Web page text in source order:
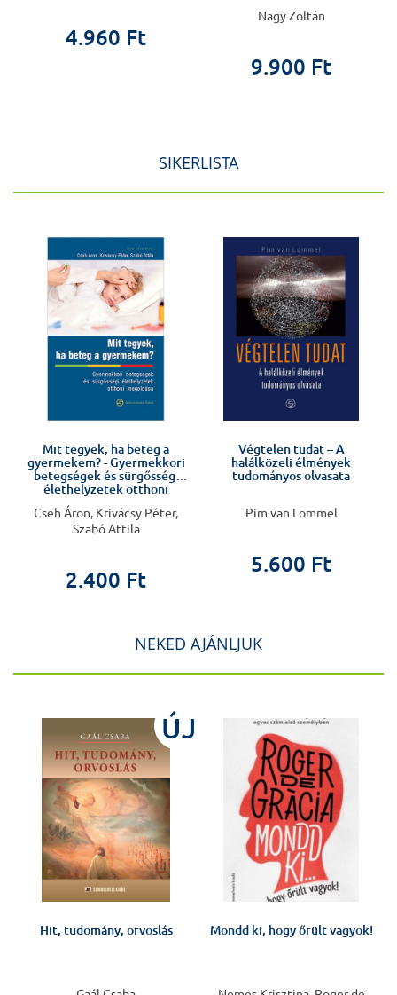
4.960 Ft
Nagy Zoltán
9.900 Ft
SIKERLISTA
Mit tegyek, ha beteg a
gyermekem? - Gyermekkori
betegségek és sürgősségi
élethelyzetek otthoni
Cseh Áron, Krivácsy Péter,
Szabó Attila
2.400 Ft
Végtelen tudat – A
halálközeli élmények
tudományos olvasata
Pim van Lommel
5.600 Ft
NEKED AJÁNLJUK
ÚJ
Hit, tudomány, orvoslás Mondd ki, hogy őrült vagyok!